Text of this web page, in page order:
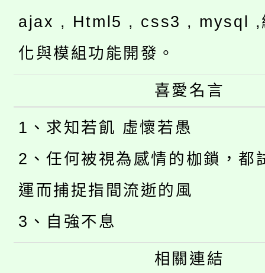
ajax , Html5 , css3 , mysql ,
化與模組功能開發。
喜愛名言
1、求知若飢 虛懷若愚
2、任何被視為感情的枷鎖，都
運而捕捉指間流逝的風
3、自強不息
相關連結